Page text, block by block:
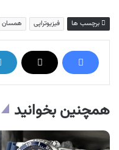
برچسب ها فیزیوتراپی همسان
همچنین بخوانید